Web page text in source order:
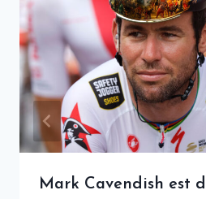
Mark Cavendish est